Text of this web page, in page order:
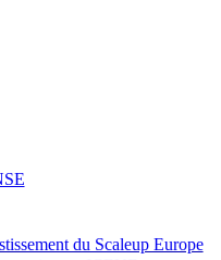
du Scaleup Europe